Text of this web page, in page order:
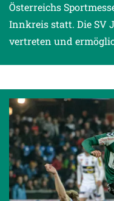
Österreichs
Innkreis statt. Die SV
vertreten und